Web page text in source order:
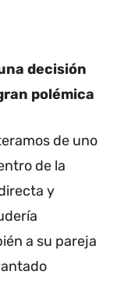
decisión
polémica
de uno
de la
y
a su pareja